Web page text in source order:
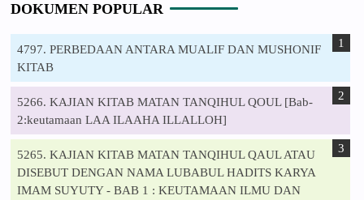
DOKUMEN POPULAR
4797. PERBEDAAN ANTARA MUALIF DAN MUSHONIF
KITAB
5266. KAJIAN KITAB MATAN TANQIHUL QOUL [Bab-
2:keutamaan LAA ILAAHA ILLALLOH]
5265. KAJIAN KITAB MATAN TANQIHUL QAUL ATAU
DISEBUT DENGAN NAMA LUBABUL HADITS KARYA
IMAM SUYUTY - BAB 1 : KEUTAMAAN ILMU DAN